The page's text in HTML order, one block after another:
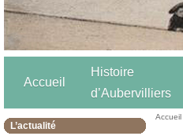
Accueil
Histoire
d’Aubervilliers
L’actualité
Accueil